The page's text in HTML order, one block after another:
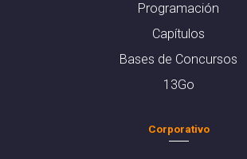
Programación
Capítulos
Bases de Concursos
13Go
Corporativo